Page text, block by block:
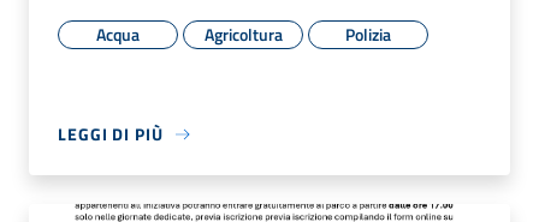
Acqua Agricoltura Polizia
LEGGI DI PIÙ